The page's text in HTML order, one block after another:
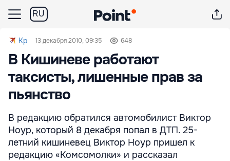
RU
Kp 13 декабря 2010, 09:35 648
В Кишиневе работают
таксисты, лишенные прав за
пьянство
В редакцию обратился автомобилист Виктор
Ноур, который 8 декабря попал в ДТП. 25-
летний кишиневец Виктор Ноур пришел к
редакцию «Комсомолки» и рассказал